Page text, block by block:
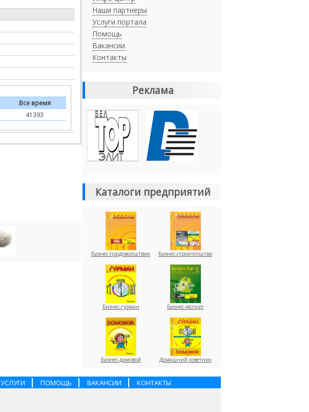
Все время
41393
Наши партнеры
Услуги портала
Помощь
Вакансии
Контакты
Реклама
Каталоги предприятий
Бизнес-продовольствие Бизнес-строительство
Бизнес-гурман Бизнес-экспорт
Бизнес-домовой Домашний советник
УСЛУГИ ПОМОЩЬ ВАКАНСИИ КОНТАКТЫ